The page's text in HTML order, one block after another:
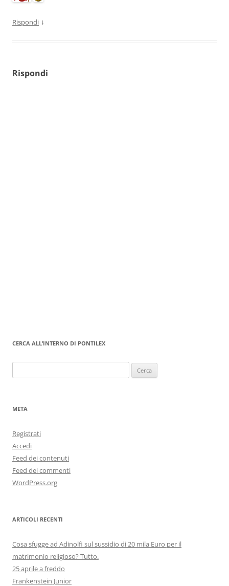
Rispondi ↓
Rispondi
CERCA ALL’INTERNO DI PONTILEX
per:
META
Registrati
Accedi
Feed dei contenuti
Feed dei commenti
WordPress.org
ARTICOLI RECENTI
Cosa sfugge ad Adinolfi sul sussidio di 20 mila Euro per il
matrimonio religioso? Tutto.
25 aprile a freddo
Frankenstein Junior